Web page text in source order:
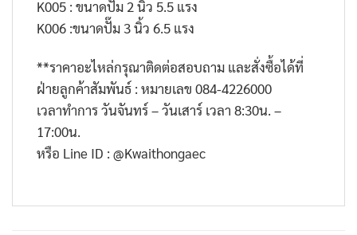
K005 : ขนาดปั๊ม 2 นิ้ว 5.5 แรง
K006 :ขนาดปั๊ม 3 นิ้ว 6.5 แรง
**ราคาอะไหล่กรุณาติดต่อสอบถาม และสั่งซื้อได้ที่
ฝ่ายลูกค้าสัมพันธ์ : หมายเลข 084-4226000
เวลาทำการ วันจันทร์ – วันเสาร์ เวลา 8:30น. –
17:00น.
หรือ Line ID : @Kwaithongaec